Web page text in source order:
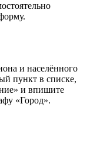
и населённого
пункт в списке,
и впишите
«Город».